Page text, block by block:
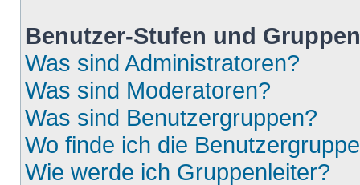
Benutzer-Stufen und Gruppen
Was sind Administratoren?
Was sind Moderatoren?
Was sind Benutzergruppen?
Wo finde ich die
Wie werde ich Gruppenleiter?